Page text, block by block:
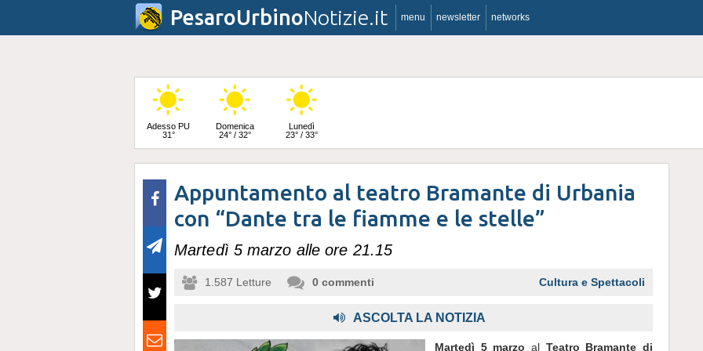
PesaroUrbinoNotizie.it menu newsletter networks
Adesso PU
31°
Domenica
24° / 32°
Lunedì
23° / 33°
Martedì
25° / 33°
Appuntamento al teatro Bramante di Urbania
con “Dante tra le fiamme e le stelle”
Martedì 5 marzo alle ore 21.15
1.587 Letture 0 commenti Cultura e Spettacoli
ASCOLTA LA NOTIZIA
Martedì 5 marzo al Teatro Bramante di